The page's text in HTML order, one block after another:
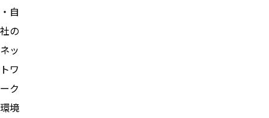
・自
社の
ネッ
トワ
ーク
環境